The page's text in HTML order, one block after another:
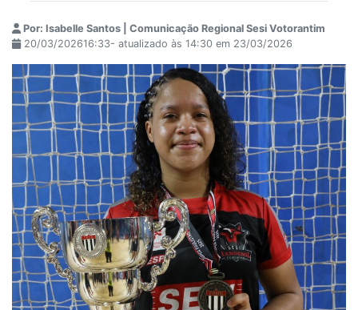
Por: Isabelle Santos | Comunicação Regional Sesi Votorantim
20/03/202616:33- atualizado às 14:30 em 23/03/2026